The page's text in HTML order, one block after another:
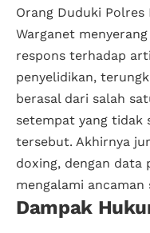
Orang Duduki Polres
Warganet
respons terhadap
penyelidikan,
berasal dari salah
setempat yang tidak
tersebut. Akhirnya
doxing, dengan data
mengalami
Dampak